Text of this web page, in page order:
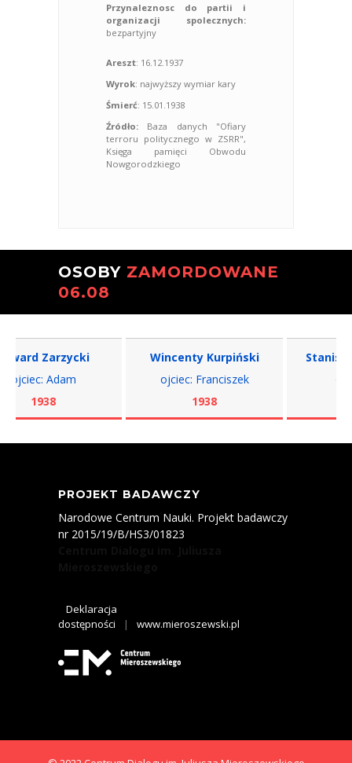
Przynaleznosc do partii i
organizacji spolecznych:
bezpartyjny
Areszt: 16.12.1937
Wyrok: najwyższy wymiar kary
Śmierć: 15.01.1938
Źródło: Baza danych "Ofiary
terroru politycznego w ZSRR",
Księga pamięci Obwodu
Nowgorodzkiego
OSOBY ZAMORDOWANE
06.08
Zarzycki
Adam
1938
Wincenty Kurpiński
ojciec: Franciszek
1938
PROJEKT BADAWCZY
Narodowe Centrum Nauki. Projekt badawczy
nr 2015/19/B/HS3/01823
Deklaracja
dostępności
| www.mieroszewski.pl